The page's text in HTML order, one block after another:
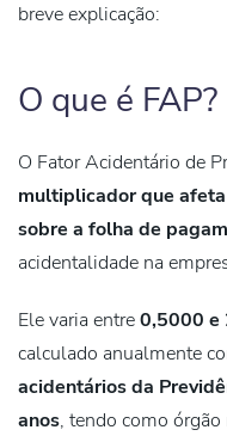
breve explicação:
O que é FAP?
O Fator Acidentário de
multiplicadorque
sobre a folha de
acidentalidade na
Ele varia entre0,5000 e
calculado anualmente
acidentários da
anos, tendo como